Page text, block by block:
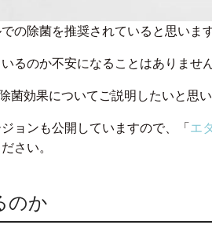
の除菌を推奨されていると思いま
るのか不安になることはありませ
菌効果についてご説明したいと思
ョンも公開していますので、「 エ
さい。
のか